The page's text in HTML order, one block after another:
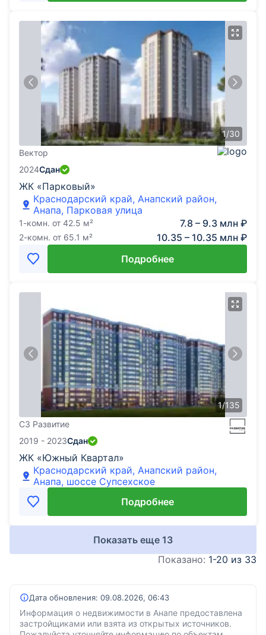
1/30
Вектор
ЖК «Парковый»
2024Сдан
Краснодарский край, Анапский район,
Анапа, Парковая улица
1-комн. от 42.5 м² 7.8 – 9.3 млн ₽
2-комн. от 65.1 м²
10.35 – 10.35 млн ₽
Подробнее
1/135
СЗ Развитие
ЖК «Южный Квартал»
2019 - 2023Сдан
Краснодарский край, Анапский район,
Анапа, шоссе Супсехское
Подробнее
Показать еще 13
Показано: 1-20 из 33
Дата обновления: 09.08.2026, 06:43
Информация о недвижимости в Анапе предоставлена
застройщиками или взята из открытых источников.